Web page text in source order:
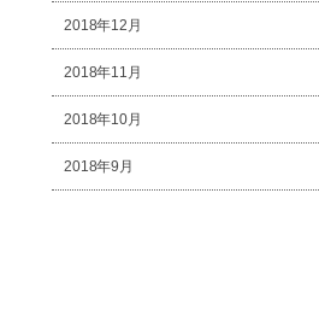
2018年12月
2018年11月
2018年10月
2018年9月